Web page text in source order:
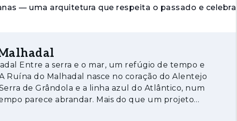
— uma arquitetura que respeita o passado e celebra
conforto e ligação à natureza, num equilíbrio
o charme da taipa, da pedra e da cal com o
introspecção e bem-estar.
a Serra de Grândola
de tempo e
de Grândola e a linha azul do Atlântico, num
parece abrandar. Mais do que um projeto